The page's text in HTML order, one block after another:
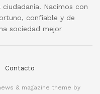
Nacimos con
confiable y de
sociedad mejor
Contacto
& magazine theme by